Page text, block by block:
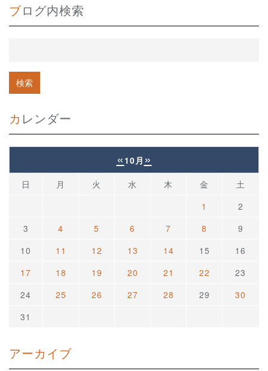
ブログ内検索
カレンダー
« 10月 »
日 月 火 水 木 金
土
1
2
3
4 5 6 7 8
9
10
11 12 13 14 15
16
17
18 19 20 21 22
23
24
25 26 27 28 29
30
31
アーカイブ